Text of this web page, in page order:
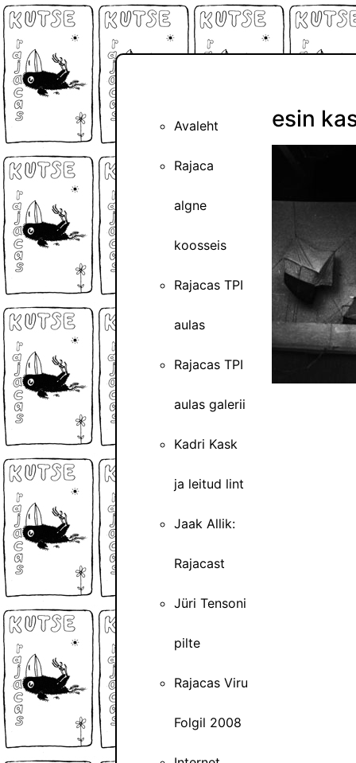
Avaleht
Rajaca
algne
koosseis
Rajacas TPI
aulas
Rajacas TPI
aulas galerii
Kadri Kask
ja leitud lint
Jaak Allik:
Rajacast
Jüri Tensoni
pilte
Rajacas Viru
Folgil 2008
esin